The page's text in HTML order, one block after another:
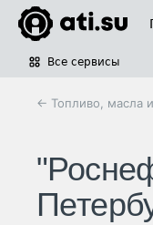
Все сервисы
← Топливо, масла